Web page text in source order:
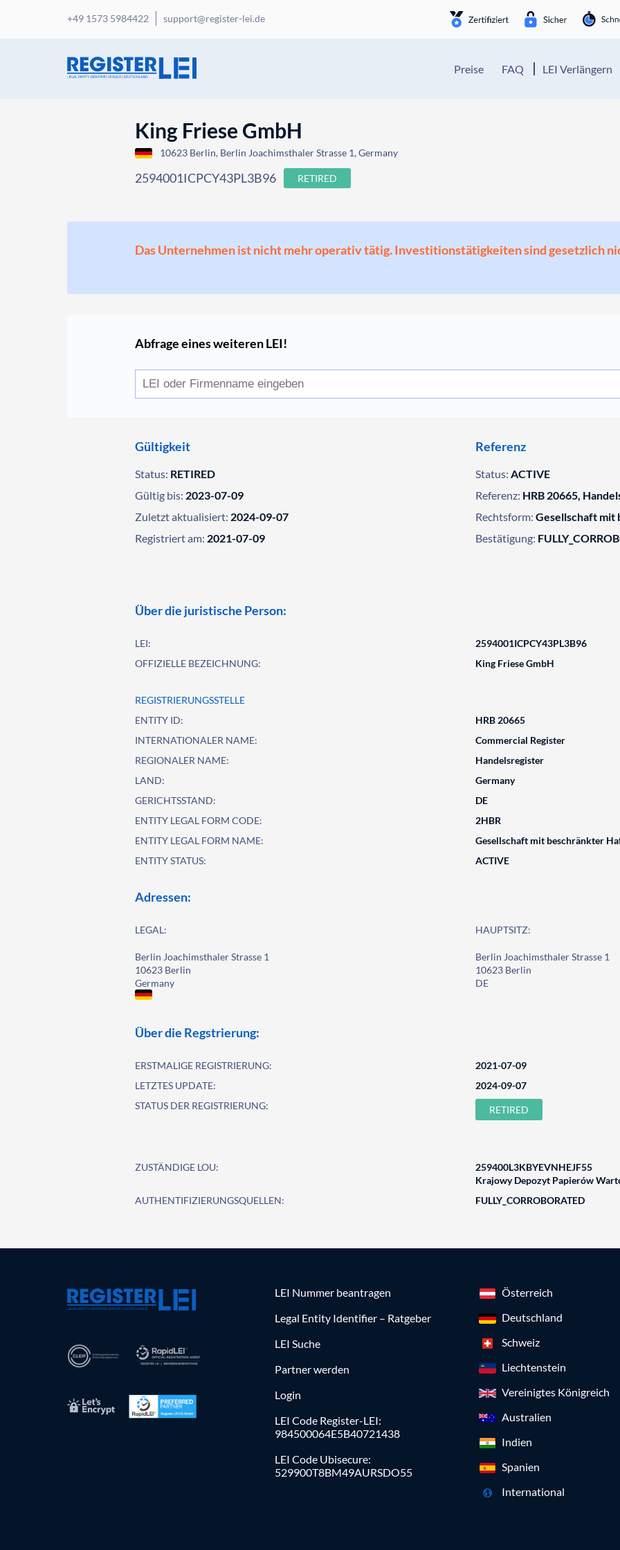
+49 1573 5984422 support@register-lei.de
Preise FAQ LEI Verlängern
King Friese GmbH
10623 Berlin, Berlin Joachimsthaler Strasse 1, Germany
2594001ICPCY43PL3B96 RETIRED
Das Unternehmen ist nicht mehr operativ tätig. Investitionstätigkeiten sind gesetzlich
Abfrage eines weiteren LEI!
Gültigkeit
Status: RETIRED
Gültig bis: 2023-07-09
Zuletzt aktualisiert: 2024-09-07
Registriert am: 2021-07-09
Referenz
Status: ACTIVE
Referenz: HRB 20665,
Rechtsform: Gesellschaft mit
Bestätigung:
Über die juristische Person:
LEI:
2594001ICPCY43PL3B96
OFFIZIELLE BEZEICHNUNG:
King Friese GmbH
REGISTRIERUNGSSTELLE
ENTITY ID:
HRB 20665
INTERNATIONALER NAME:
Commercial Register
REGIONALER NAME:
Handelsregister
LAND:
Germany
GERICHTSSTAND:
DE
ENTITY LEGAL FORM CODE:
2HBR
ENTITY LEGAL FORM NAME:
Gesellschaft mit beschränkter
ENTITY STATUS:
ACTIVE
Adressen:
LEGAL:
Berlin Joachimsthaler Strasse 1
10623 Berlin
Germany
HAUPTSITZ:
Berlin Joachimsthaler Strasse 1
10623 Berlin
DE
Über die Regstrierung:
ERSTMALIGE REGISTRIERUNG:
2021-07-09
LETZTES UPDATE:
2024-09-07
STATUS DER REGISTRIERUNG:
RETIRED
ZUSTÄNDIGE LOU:
259400L3KBYEVNHEJF55
Krajowy Depozyt Papierów
AUTHENTIFIZIERUNGSQUELLEN:
FULLY_CORROBORATED
LEI Nummer beantragen
Legal Entity Identifier – Ratgeber
LEI Suche
Partner werden
Login
LEI Code Register-LEI:
984500064E5B40721438
LEI Code Ubisecure:
529900T8BM49AURSDO55
Österreich
Deutschland
Schweiz
Liechtenstein
Vereinigtes Königreich
Australien
Indien
Spanien
International